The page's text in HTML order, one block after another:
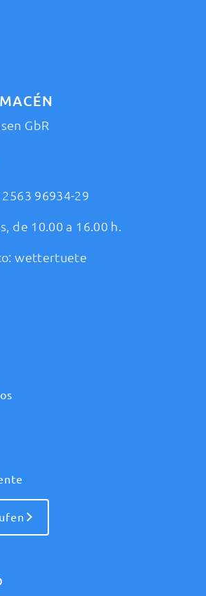
GbR
2563 96934-29
de 10.00 a 16.00 h.
wettertuete